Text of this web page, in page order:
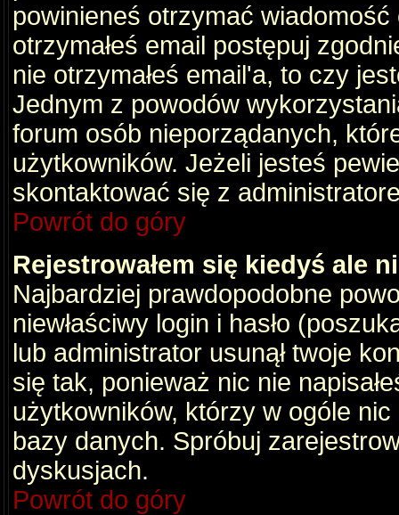
powinieneś otrzymać
otrzymałeś email postępuj
nie otrzymałeś email'a, to czy
Jednym z powodów
forum osób nieporządanych,
użytkowników. Jeżeli jesteś
skontaktować się z
Powrót do góry
Rejestrowałem się kiedyś ale
Najbardziej prawdopodobne
niewłaściwy login i hasło
lub administrator usunął twoje
się tak, ponieważ nic nie
użytkowników, którzy w ogóle
bazy danych. Spróbuj
dyskusjach.
Powrót do góry